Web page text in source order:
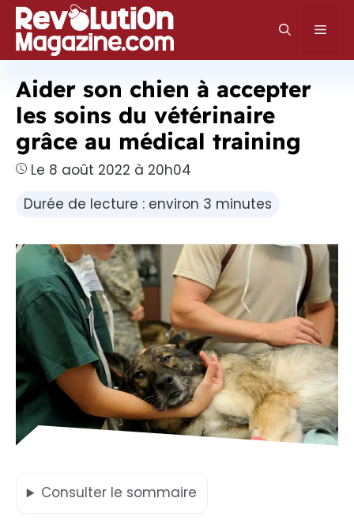
Aller
au
contenu
Aider son chien à accepter
les soins du vétérinaire
grâce au médical training
Le 8 août 2022 à 20h04
Durée de lecture : environ 3 minutes
Consulter le sommaire